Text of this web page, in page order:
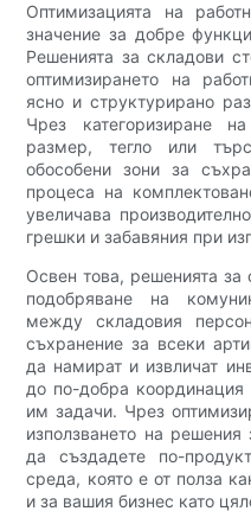
Оптимизацията на
значение за добре
Решенията за складови
оптимизирането на
ясно и структурирано
Чрез категоризиране
размер, тегло или
обособени зони за
процеса на
увеличава
грешки и забавяния при
Освен това, решенията за
подобряване на
между складовия
съхранение за всеки
да намират и извличат
до по-добра
им задачи. Чрез
използването на
да създадете по-
среда, която е от полза
и за вашия бизнес като